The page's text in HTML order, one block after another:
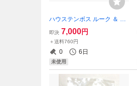
ハウステンボス ルーク ＆ ル
ーナ 2PCS SET 100%ベアブ
リック2種セット/未開封
即決 7,000円
＋送料760円
0 6日
未使用